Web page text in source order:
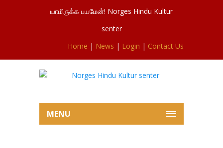
யாமிருக்க பயமேன்! Norges Hindu Kultur
senter
Home | News | Login | Contact Us
MENU